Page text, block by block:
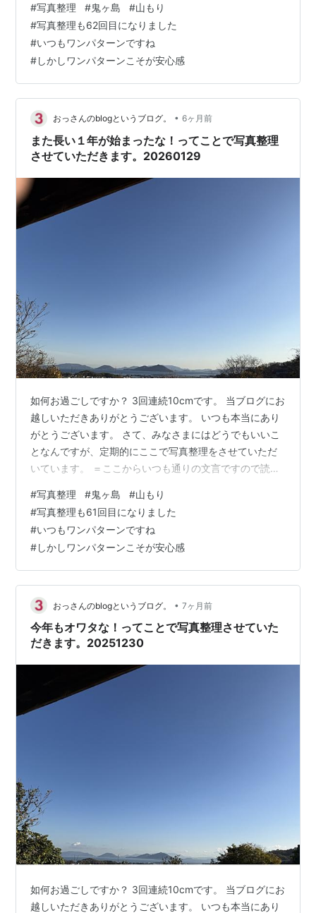
います。その写真は分類ごとに（例えば、孫の写真と
か）整理します。しかし、分類に含まれないしょうもな
い（消すにはちょっと忍びない）写真がスマホの中に埋
もれているわけです。そこでその埋もれている写真をこ
こで整理することで、スマホ本体のストレージも開放で
きるし、記事も出来ちゃうという素晴ら…
#写真整理 #鬼ヶ島 #山もり
#写真整理も62回目になりました
#いつもワンパターンですね
#しかしワンパターンこそが安心感
おっさんのblogというブログ。 • 6ヶ月前
また長い１年が始まったな！ってことで写真整理
させていただきます。20260129
如何お過ごしですか？ 3回連続10cmです。 当ブログにお
越しいただきありがとうございます。 いつも本当にあり
がとうございます。 さて、みなさまにはどうでもいいこ
となんですが、定期的にここで写真整理をさせていただ
いています。 ＝ここからいつも通りの文言ですので読ま
います。その写真は分類ごとに（例えば、孫の写真と
か）整理します。しかし、分類に含まれないしょうもな
い（消すにはちょっと忍びない）写真がスマホの中に埋
もれているわけです。そこでその埋もれている写真をこ
こで整理することで、スマホ本体のストレージも開放で
きるし、記事も出来ちゃうという素晴らし…
#写真整理 #鬼ヶ島 #山もり
#写真整理も61回目になりました
#いつもワンパターンですね
#しかしワンパターンこそが安心感
おっさんのblogというブログ。 • 7ヶ月前
今年もオワタな！ってことで写真整理させていた
だきます。20251230
如何お過ごしですか？ 3回連続10cmです。 当ブログにお
越しいただきありがとうございます。 いつも本当にあり